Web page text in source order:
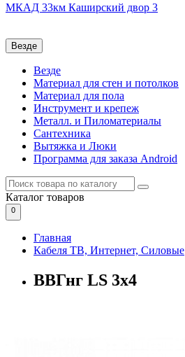
МКАД 33км Каширский двор 3
Везде
Везде
Материал для стен и потолков
Материал для пола
Инструмент и крепеж
Металл. и Пиломатериалы
Сантехника
Вытяжка и Люки
Программа для заказа Android
Каталог товаров
0
Главная
Кабеля ТВ, Интернет, Силовые
ВВГнг LS 3х4